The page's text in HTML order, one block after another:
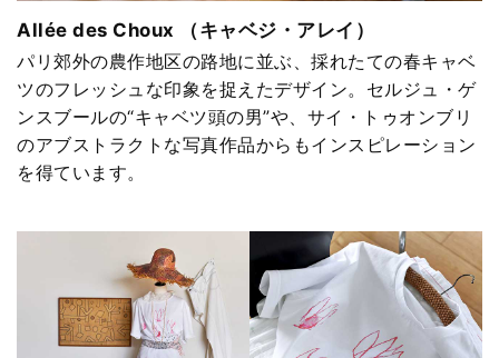
Allée des Choux （キャベジ・アレイ）​
パリ郊外の農作地区の路地に並ぶ、採れたての春キャベ
ツのフレッシュな印象を捉えたデザイン。セルジュ・ゲ
ンスブールの“キャベツ頭の男”や、サイ・トゥオンブリ
のアブストラクトな写真作品からもインスピレーション
を得ています。